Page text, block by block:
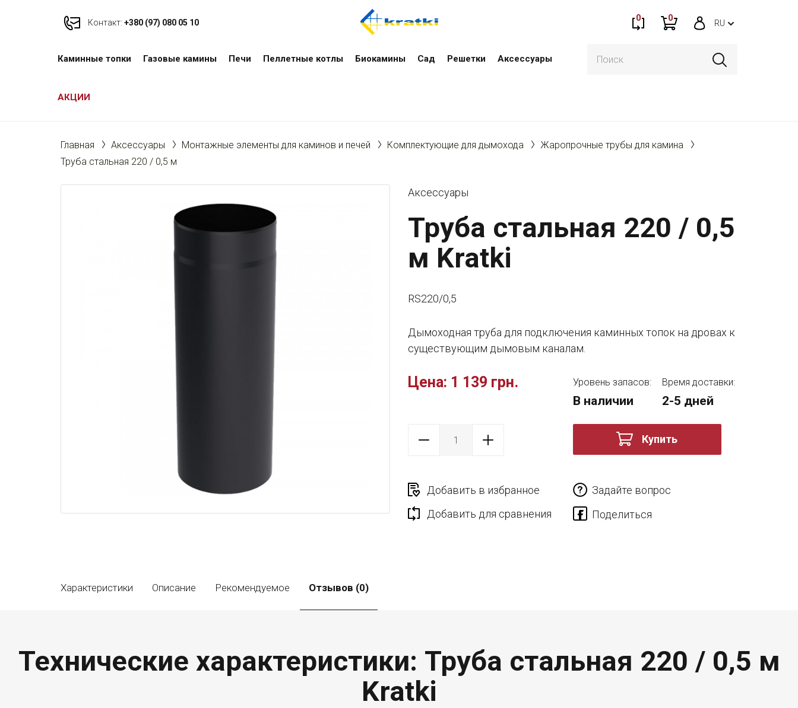
Контакт: +380 (97) 080 05 10 0 0
RU
Каминные топки Газовые камины Печи Пеллетные котлы Биокамины Сад Решетки Аксессуары
АКЦИИ
Главная Аксессуары Монтажные элементы для каминов и печей Комплектующие для дымохода
Жаропрочные трубы для камина
Труба стальная 220 / 0,5 м
Аксессуары
Труба стальная 220 / 0,5
м Kratki
RS220/0,5
Дымоходная труба для подключения каминных топок на дровах к
существующим дымовым каналам.
Цена: 1 139 грн. Уровень запасов:
В наличии
Время доставки:
2-5 дней
Купить
Добавить в избранное
Задайте вопрос
Добавить для сравнения
Характеристики Описание Рекомендуемое Отзывов (0)
Технические характеристики: Труба стальная 220 / 0,5 м
Kratki